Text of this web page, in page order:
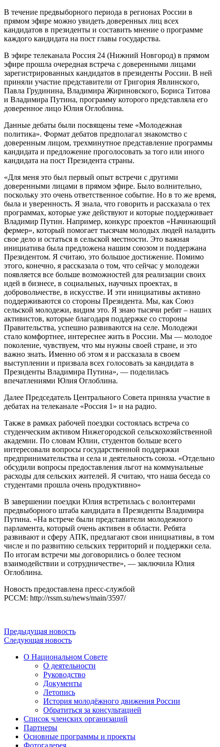
В течение предвыборного периода в регионах России в
прямом эфире можно увидеть доверенных лиц всех
кандидатов в президенты и составить мнение о программе
каждого кандидата на пост главы государства.
В эфире телеканала Россия 24 (Нижний Новгород) в прямом
эфире прошла очередная встреча с доверенными лицами
зарегистрированных кандидатов в президенты России. В ней
приняли участие представители от Григория Явлинского,
Павла Грудинина, Владимира Жириновского, Бориса Титова
и Владимира Путина, программу которого представляла его
доверенное лицо Юлия Оглоблина.
Данные дебаты были посвящены теме «Молодежная
политика». Формат дебатов предполагал знакомство с
доверенным лицом, трехминутное представление программы
кандидата и предложение проголосовать за того или иного
кандидата на пост Президента страны.
«Для меня это был первый опыт встречи с другими
доверенными лицами в прямом эфире. Было волнительно,
поскольку это очень ответственное событие. Но в то же время,
была и уверенность. Я знала, что говорить и рассказала о тех
программах, которые уже действуют и которые поддерживает
Владимир Путин. Например, конкурс проектов «Начинающий
фермер», который помогает тысячам молодых людей наладить
свое дело и остаться в сельской местности. Это важная
инициатива была предложена нашим союзом и поддержана
Президентом. Я считаю, это большое достижение. Помимо
этого, конечно, я рассказала о том, что сейчас у молодежи
появляется все больше возможностей для реализации своих
идей в бизнесе, в социальных, научных проектах, в
добровольчестве, в искусстве. И эти инициативы активно
поддерживаются со стороны Президента. Мы, как Союз
сельской молодежи, видим это. Я знаю тысячи ребят – наших
активистов, которые благодаря поддержке со стороны
Правительства, успешно развиваются на селе. Молодежи
стало комфортнее, интереснее жить в России. Мы — молодое
поколение, чувствуем, что мы нужны своей стране, и это
важно знать. Именно об этом я и рассказала в своем
выступлении и призвала всех голосовать за кандидата в
Президенты Владимира Путина», — поделилась
впечатлениями Юлия Оглоблина.
Далее Председатель Центрального Совета приняла участие в
дебатах на телеканале «Россия 1» и на радио.
Также в рамках рабочей поездки состоялась встреча со
студенческим активом Нижегородской сельскохозяйственной
академии. По словам Юлии, студентов больше всего
интересовали вопросы государственной поддержки
предпринимательства и села и деятельность союза. «Отдельно
обсудили вопросы предоставления льгот на коммунальные
расходы для сельских жителей. Я считаю, что наша беседа со
студентами прошла очень продуктивно»
В завершении поездки Юлия встретилась с волонтерами
предвыборного штаба кандидата в Президенты Владимира
Путина. «На встрече были представители молодежного
парламента, который очень активен в области. Ребята
развивают и сферу АПК, предлагают свои инициативы, в том
числе и по развитию сельских территорий и поддержки села.
По итогам встречи мы договорились о более тесном
взаимодействии и сотрудничестве», — заключила Юлия
Оглоблина.
Новость предоставлена пресс-службой
РССМ: http://rssm.su/news/main/3597/
Предыдущая новость
Следующая новость
О Национальном Совете
О деятельности
Руководство
Документы
Летопись
История молодёжного движения России
Обратиться за консультацией
Список членских организаций
Партнеры
Основные программы и проекты
Фотогалерея